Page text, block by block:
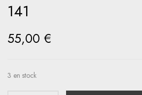
141
55,00 €
3 en stock